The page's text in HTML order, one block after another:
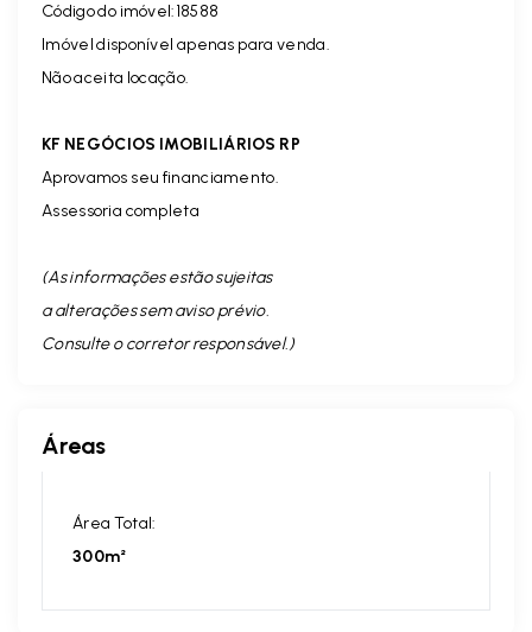
Código do imóvel:18588
Imóvel disponível apenas para venda.
Não aceita locação.
KF NEGÓCIOS IMOBILIÁRIOS RP
Aprovamos seu financiamento.
Assessoria completa
(As informações estão sujeitas
a alterações sem aviso prévio.
Consulte o corretor responsável. )
Áreas
Área Total:
300m²